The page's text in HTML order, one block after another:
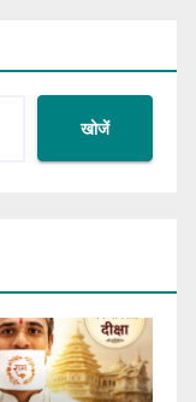
खोजें